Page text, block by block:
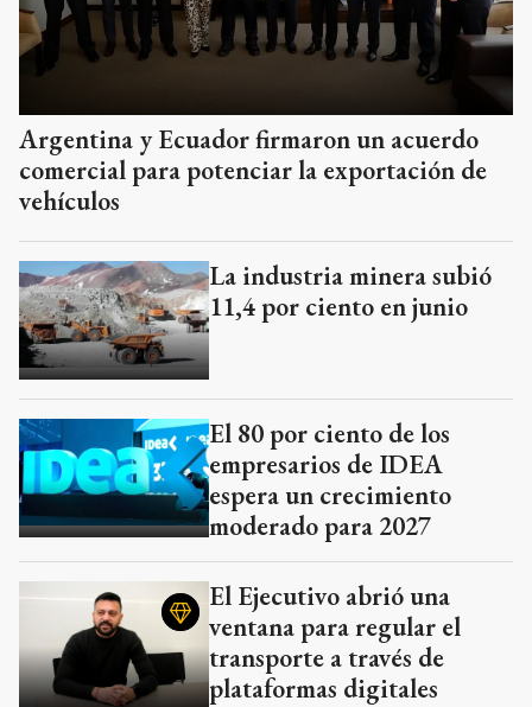
Argentina y Ecuador firmaron un acuerdo
comercial para potenciar la exportación de
vehículos
La industria minera subió
11,4 por ciento en junio
El 80 por ciento de los
empresarios de IDEA
espera un crecimiento
moderado para 2027
El Ejecutivo abrió una
ventana para regular el
transporte a través de
plataformas digitales